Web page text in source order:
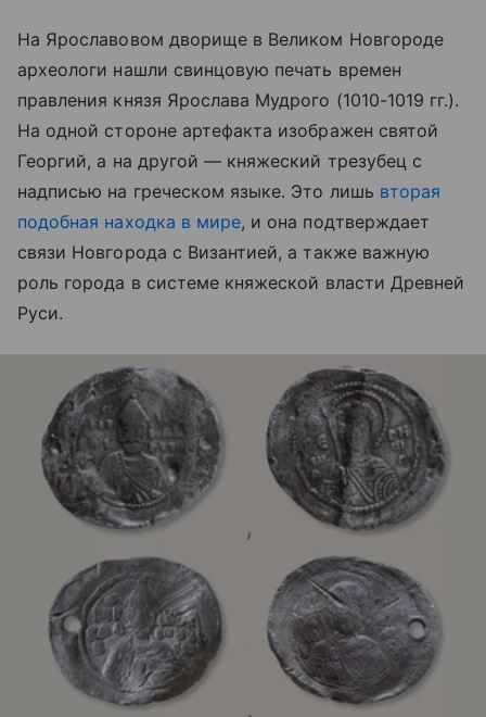
На Ярославовом дворище в Великом Новгороде
археологи нашли свинцовую печать времен
правления князя Ярослава Мудрого (1010-1019 гг.).
На одной стороне артефакта изображен святой
Георгий, а на другой ― княжеский трезубец с
надписью на греческом языке. Это лишь вторая
подобная находка в мире, и она подтверждает
связи Новгорода с Византией, а также важную
роль города в системе княжеской власти Древней
Руси.